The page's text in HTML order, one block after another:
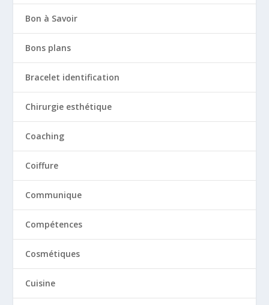
Bon à Savoir
Bons plans
Bracelet identification
Chirurgie esthétique
Coaching
Coiffure
Communique
Compétences
Cosmétiques
Cuisine